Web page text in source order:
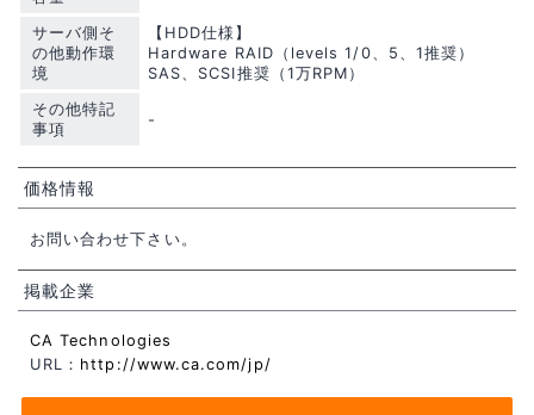
サーバ側そ
の他動作環
境
【HDD仕様】
Hardware RAID（levels 1/0、5、1推奨）
SAS、SCSI推奨（1万RPM）
その他特記
事項
-
価格情報
お問い合わせ下さい。
掲載企業
CA Technologies
URL： http://www.ca.com/jp/